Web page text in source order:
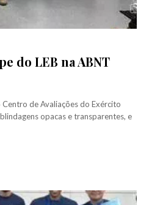
do LEB na ABNT
de Avaliações do Exército
opacas e transparentes, e